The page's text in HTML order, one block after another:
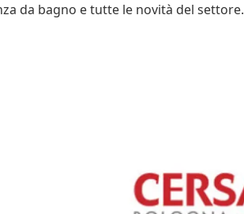
da bagno e tutte le novità del settore.